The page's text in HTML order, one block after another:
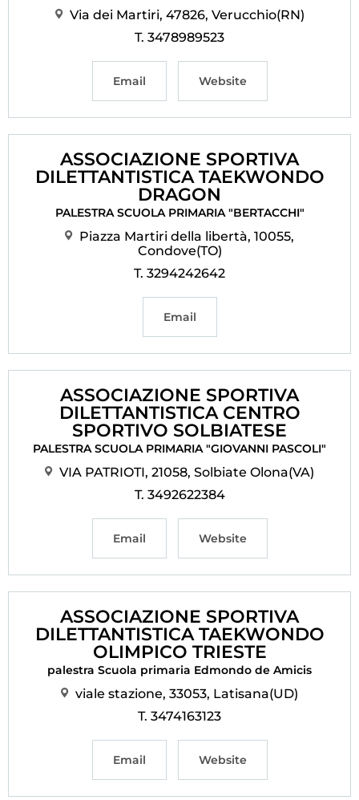
Via dei Martiri, 47826, Verucchio(RN)
T. 3478989523
Email Website
ASSOCIAZIONE SPORTIVA
DILETTANTISTICA TAEKWONDO
DRAGON
PALESTRA SCUOLA PRIMARIA "BERTACCHI"
Piazza Martiri della libertà, 10055,
Condove(TO)
T. 3294242642
Email
ASSOCIAZIONE SPORTIVA
DILETTANTISTICA CENTRO
SPORTIVO SOLBIATESE
PALESTRA SCUOLA PRIMARIA "GIOVANNI PASCOLI"
VIA PATRIOTI, 21058, Solbiate Olona(VA)
T. 3492622384
Email Website
ASSOCIAZIONE SPORTIVA
DILETTANTISTICA TAEKWONDO
OLIMPICO TRIESTE
palestra Scuola primaria Edmondo de Amicis
viale stazione, 33053, Latisana(UD)
T. 3474163123
Email Website